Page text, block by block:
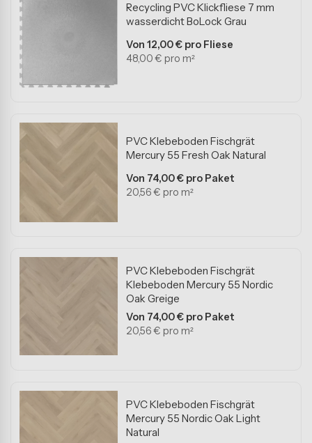
Recycling PVC Klickfliese 7 mm
wasserdicht BoLock Grau
Von 12,00 € pro Fliese
48,00 € pro m²
PVC Klebeboden Fischgrät
Mercury 55 Fresh Oak Natural
Von 74,00 € pro Paket
20,56 € pro m²
PVC Klebeboden Fischgrät
Klebeboden Mercury 55 Nordic
Oak Greige
Von 74,00 € pro Paket
20,56 € pro m²
PVC Klebeboden Fischgrät
Mercury 55 Nordic Oak Light
Natural
Wohnzimmerböden
Nicht sicher welcher Boden?